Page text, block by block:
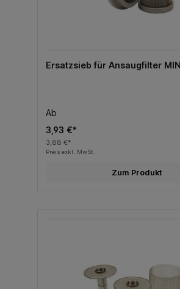
Ersatzsieb für Ansaugfilter MINI
Ab
3,93 €*
3,88 €*
Preis exkl. MwSt.
Zum Produkt